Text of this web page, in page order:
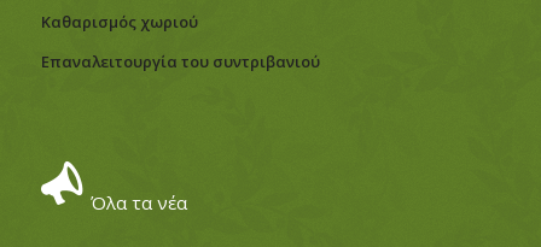
Καθαρισμός χωριού
Eπαναλειτουργία του συντριβανιού
Όλα τα νέα